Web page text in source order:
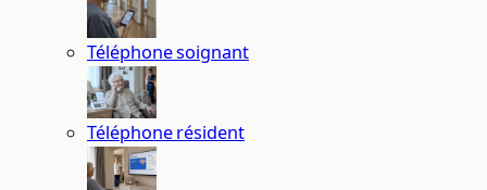
Téléphone soignant
Téléphone résident